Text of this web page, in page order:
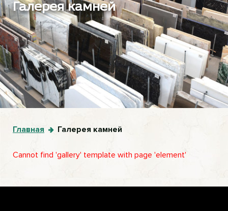
Галерея камней
Главная Галерея камней
Cannot find 'gallery' template with page 'element'